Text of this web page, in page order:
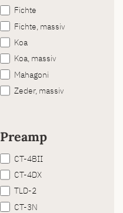
Fichte
Fichte, massiv
Koa
Koa, massiv
Mahagoni
Zeder, massiv
Preamp
CT-4BII
CT-4DX
TLD-2
CT-3N